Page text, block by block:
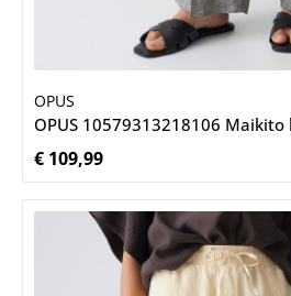
OPUS
OPUS 10579313218106 Maikito
Normale prijs:
€ 109,99